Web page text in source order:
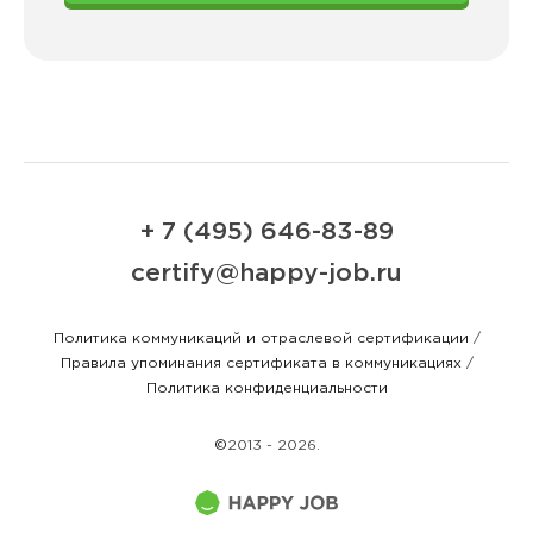
+ 7 (495) 646-83-89
certify@happy-job.ru
Политика коммуникаций и отраслевой сертификации /
Правила упоминания сертификата в коммуникациях /
Политика конфиденциальности
©2013 - 2026.